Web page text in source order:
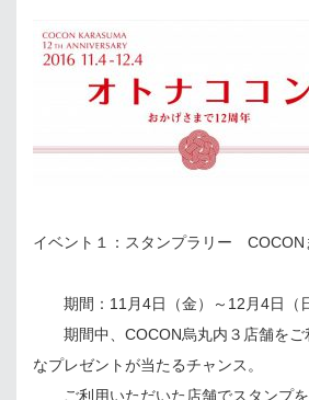
イベント１：スタンプラリー COCON
期間：11月4日（金）～12月4日（日
期間中、COCON烏丸内３店舗をご
なプレゼントが当たるチャンス。
ご利用いただいた店舗でスタンプを